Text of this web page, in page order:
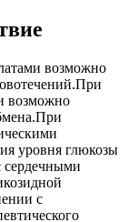
возможно
возможно
уровня глюкозы
с